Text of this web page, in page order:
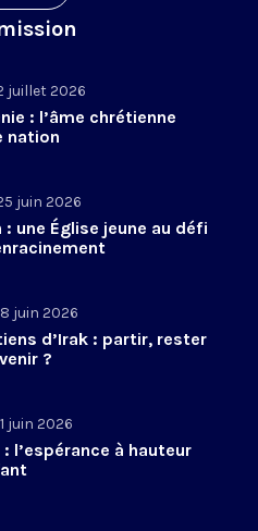
juillet 2026
: l’âme chrétienne
nation
juin 2026
: une Église jeune au défi
juin 2026
d’Irak : partir, rester
?
juin 2026
: l’espérance à hauteur